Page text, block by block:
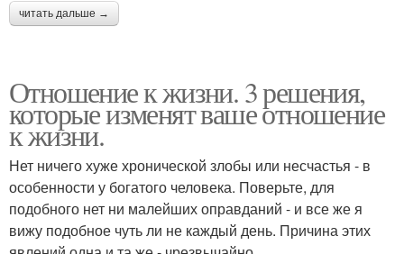
читать дальше →
Отношение к жизни. 3 решения,
которые изменят ваше отношение
к жизни.
Нет ничего хуже хронической злобы или несчастья - в
особенности у богатого человека. Поверьте, для
подобного нет ни малейших оправданий - и все же я
вижу подобное чуть ли не каждый день. Причина этих